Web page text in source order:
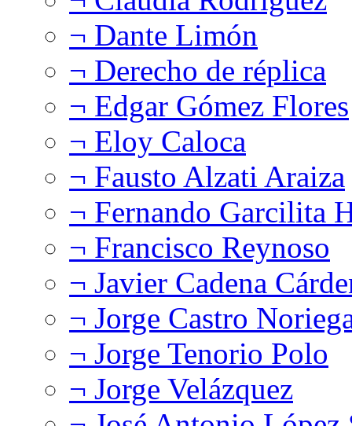
¬ Dante Limón
¬ Derecho de réplica
¬ Edgar Gómez Flores
¬ Eloy Caloca
¬ Fausto Alzati Araiza
¬ Fernando Garcilita
¬ Francisco Reynoso
¬ Javier Cadena
¬ Jorge Castro
¬ Jorge Tenorio Polo
¬ Jorge Velázquez